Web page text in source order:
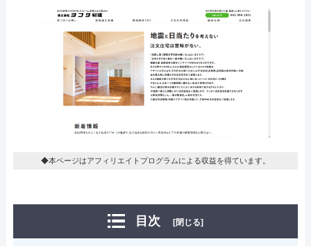
◆本ページはアフィリエイトプログラムによる収益を得ています。
目次 [閉じる]